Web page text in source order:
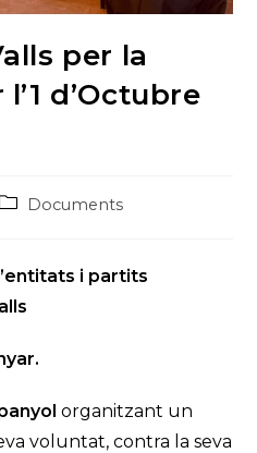
per la
d’Octubre
PostDocuments
i partits
organitzant un
voluntat, contra la seva